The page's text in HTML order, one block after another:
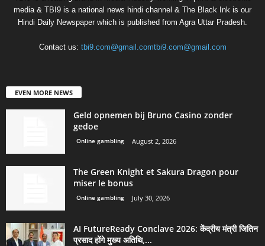
media & TBI9 is a national news hindi channel & The Black Ink is our
Hindi Daily Newspaper which is published from Agra Uttar Pradesh.
Contact us: tbi9.com@gmail.comtbi9.com@gmail.com
EVEN MORE NEWS
Geld opnemen bij Bruno Casino zonder
gedoe
Online gambling August 2, 2026
The Green Knight et Sakura Dragon pour
miser le bonus
Online gambling July 30, 2026
AI FutureReady Conclave 2026: केंद्रीय मंत्री जितिन
प्रसाद होंगे मुख्य अतिथि,...